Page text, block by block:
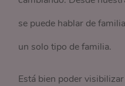
se puede hablar de
un solo tipo de familia.
Está bien poder